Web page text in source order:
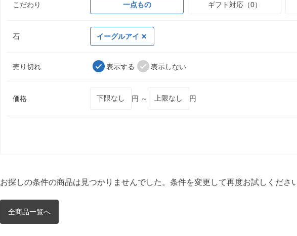
こだわり 一点もの ギフト対応（0）
石 イーグルアイ
売り切れ 表示する 表示しない
価格 円 ～ 円
お探しの条件の商品は見つかりませんでした。条件を変更して再度お試しください
全商品一覧へ